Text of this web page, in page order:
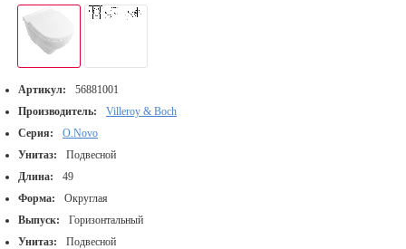
Артикул:
56881001
Производитель:
Villeroy & Boch
Серия:
O.Novo
Унитаз:
Подвесной
Длина:
49
Форма:
Округлая
Выпуск:
Горизонтальный
Унитаз:
Подвесной